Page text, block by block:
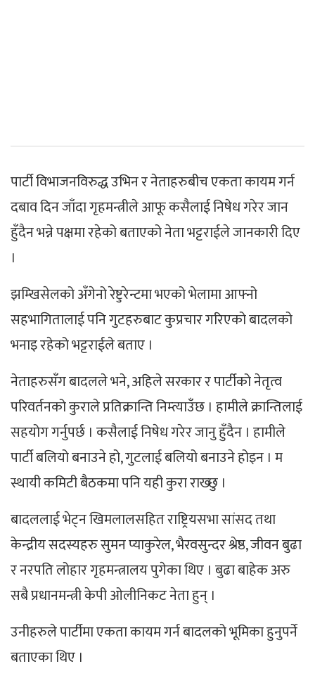
पार्टी विभाजनविरुद्ध उभिन र नेताहरुबीच एकता कायम गर्न
दबाव दिन जाँदा गृहमन्त्रीले आफू कसैलाई निषेध गरेर जान
हुँदैन भन्ने पक्षमा रहेको बताएको नेता भट्टराईले जानकारी दिए
।
झम्खिसेलको अँगेनो रेष्टुरेन्टमा भएको भेलामा आफ्नो
सहभागितालाई पनि गुटहरुबाट कुप्रचार गरिएको बादलको
भनाइ रहेको भट्टराईले बताए ।
नेताहरुसँग बादलले भने, अहिले सरकार र पार्टीको नेतृत्व
परिवर्तनको कुराले प्रतिक्रान्ति निम्त्याउँछ । हामीले क्रान्तिलाई
सहयोग गर्नुपर्छ । कसैलाई निषेध गरेर जानु हुँदैन । हामीले
पार्टी बलियो बनाउने हो, गुटलाई बलियो बनाउने होइन । म
स्थायी कमिटी बैठकमा पनि यही कुरा राख्छु ।
बादललाई भेट्न खिमलालसहित राष्ट्रियसभा सांसद तथा
केन्द्रीय सदस्यहरु सुमन प्याकुरेल, भैरवसुन्दर श्रेष्ठ, जीवन बुढा
र नरपति लोहार गृहमन्त्रालय पुगेका थिए । बुढा बाहेक अरु
सबै प्रधानमन्त्री केपी ओलीनिकट नेता हुन् ।
उनीहरुले पार्टीमा एकता कायम गर्न बादलको भूमिका हुनुपर्ने
बताएका थिए ।